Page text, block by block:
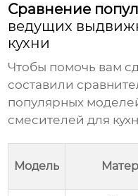
Сравнение
ведущих
кухни
Чтобы помочь вам
составили
популярных
смесителей для
Модель